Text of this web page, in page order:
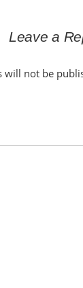
Leave a
will not be